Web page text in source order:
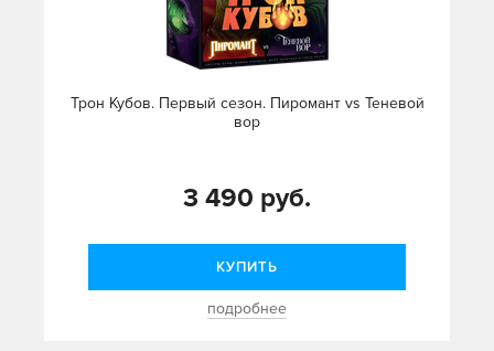
Трон Кубов. Первый сезон. Пиромант vs Теневой
вор
3 490 руб.
КУПИТЬ
подробнее